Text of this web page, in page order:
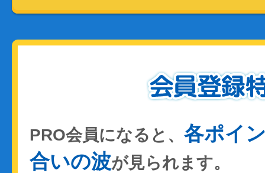
PRO会員になると、 各ポイ
合いの波が見られます。